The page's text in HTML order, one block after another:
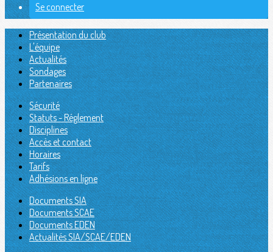
Se connecter
Présentation du club
L'équipe
Actualités
Sondages
Partenaires
Sécurité
Statuts - Réglement
Disciplines
Accès et contact
Horaires
Tarifs
Adhésions en ligne
Documents SIA
Documents SCAE
Documents EDEN
Actualités SIA/SCAE/EDEN